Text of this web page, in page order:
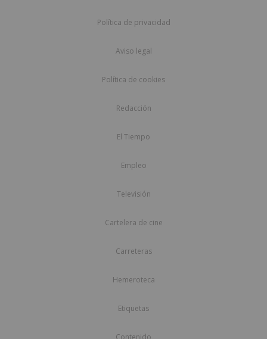
Política de privacidad
Aviso legal
Política de cookies
Redacción
El Tiempo
Empleo
Televisión
Cartelera de cine
Carreteras
Hemeroteca
Etiquetas